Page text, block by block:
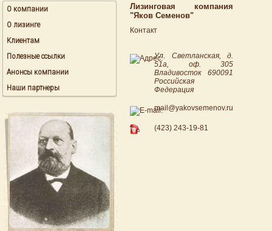
О компании
О лизинге
Клиентам
Полезные ссылки
Анонсы компании
Наши партнеры
Лизинговая компания
"Яков Семенов"
Контакт
Ул. Светланская, д.
51а, оф. 305
Владивосток 690091
Российская
Федерация
mail@yakovsemenov.ru
(423) 243-19-81